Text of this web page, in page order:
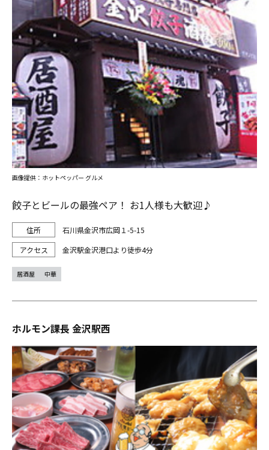
餃子とビールの最強ペア！ お1人様も大歓迎♪
石川県金沢市広岡１-5-15
金沢駅金沢港口より徒歩4分
画像提供：ホットペッパー グルメ
居酒屋 中華
ホルモン課長 金沢駅西